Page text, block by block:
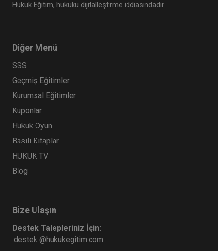
Hukuk Eğitim, hukuku dijitalleştirme iddiasındadır.
Diğer Menü
SSS
Geçmiş Eğitimler
Kurumsal Eğitimler
Kuponlar
Hukuk Oyun
Basılı Kitaplar
HUKUK TV
Blog
Bize Ulaşın
Destek Talepleriniz İçin:
destek @hukukegitim.com